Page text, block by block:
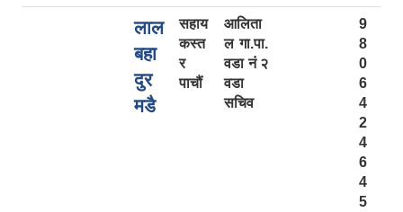
लाल
बहा
दुर
मडै
सहाय
कस्त
र
पाचौं
आलिता
ल गा.पा.
वडा नं २
वडा
सचिव
9
8
0
6
4
2
4
6
4
5